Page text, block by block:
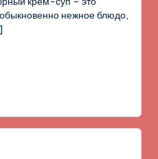
нежное блюдо,